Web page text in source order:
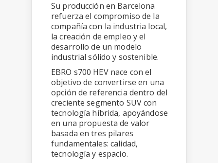
Su producción en Barcelona
refuerza el compromiso de la
compañía con la industria local,
la creación de empleo y el
desarrollo de un modelo
industrial sólido y sostenible.
EBRO s700 HEV nace con el
objetivo de convertirse en una
opción de referencia dentro del
creciente segmento SUV con
tecnología híbrida, apoyándose
en una propuesta de valor
basada en tres pilares
fundamentales: calidad,
tecnología y espacio.